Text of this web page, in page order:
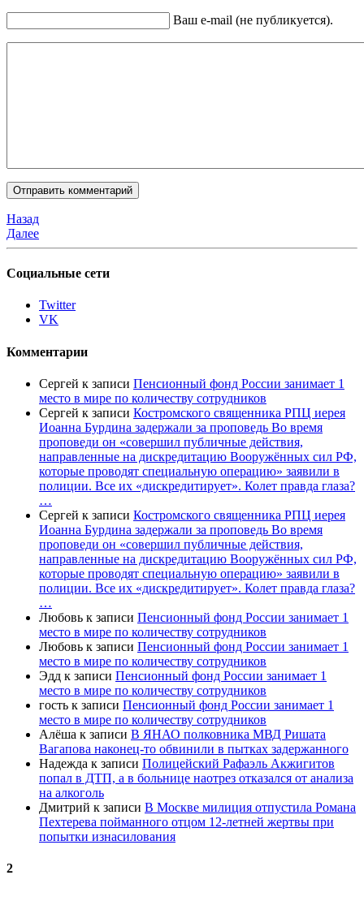
Ваш e-mail (не публикуется).
Назад
Далее
Социальные сети
Twitter
VK
Комментарии
Сергей к записи Пенсионный фонд России занимает 1
место в мире по количеству сотрудников
Сергей к записи Костромского священника РПЦ иерея
Иоанна Бурдина задержали за проповедь Во время
проповеди он «совершил публичные действия,
направленные на дискредитацию Вооружённых сил РФ,
которые проводят специальную операцию» заявили в
полиции. Все их «дискредитирует». Колет правда глаза?
…
Сергей к записи Костромского священника РПЦ иерея
Иоанна Бурдина задержали за проповедь Во время
проповеди он «совершил публичные действия,
направленные на дискредитацию Вооружённых сил РФ,
которые проводят специальную операцию» заявили в
полиции. Все их «дискредитирует». Колет правда глаза?
…
Любовь к записи Пенсионный фонд России занимает 1
место в мире по количеству сотрудников
Любовь к записи Пенсионный фонд России занимает 1
место в мире по количеству сотрудников
Эдд к записи Пенсионный фонд России занимает 1
место в мире по количеству сотрудников
гость к записи Пенсионный фонд России занимает 1
место в мире по количеству сотрудников
Алёша к записи В ЯНАО полковника МВД Ришата
Вагапова наконец-то обвинили в пытках задержанного
Надежда к записи Полицейский Рафаэль Акжигитов
попал в ДТП, а в больнице наотрез отказался от анализа
на алкоголь
Дмитрий к записи В Москве милиция отпустила Романа
Пехтерева пойманного отцом 12-летней жертвы при
попытки изнасилования
2